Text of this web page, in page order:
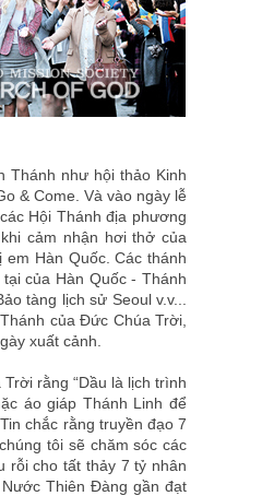
Thánh như hội thảo Kinh
& Come. Và vào ngày lễ
Hội Thánh địa phương
cảm nhận hơi thở của
Hàn Quốc. Các thánh
của Hàn Quốc - Thánh
tàng lịch sử Seoul v.v...
của Đức Chúa Trời,
xuất cảnh.
rằng “Dầu là lịch trình
áo giáp Thánh Linh để
chắc rằng truyền đạo 7
tôi sẽ chăm sóc các
rỗi cho tất thảy 7 tỷ nhân
Thiên Đàng gần đạt